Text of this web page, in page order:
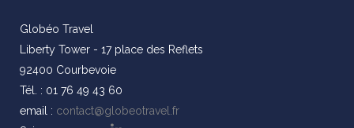
Globéo Travel
Liberty Tower - 17 place des Reflets
92400 Courbevoie
Tél. : 01 76 49 43 60
email : contact@globeotravel.fr